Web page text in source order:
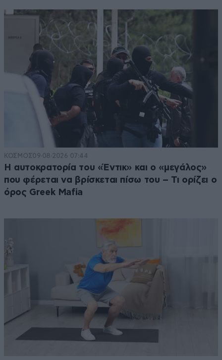
ΚΟΣΜΟΣ09·08·2026 07:44
Η αυτοκρατορία του «Έντικ» και ο «μεγάλος»
που φέρεται να βρίσκεται πίσω του – Τι ορίζει ο
όρος Greek Mafia